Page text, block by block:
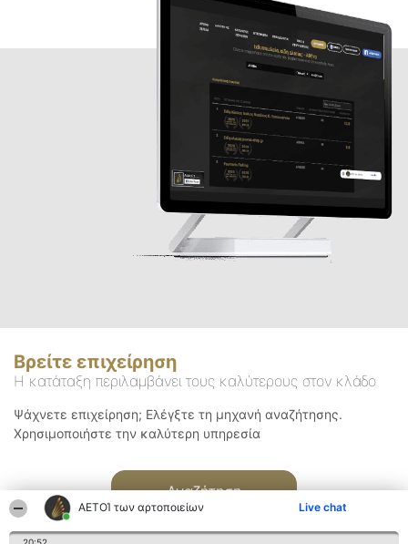
ΑΕΤΟΊ των αρτοποιείων Live chat
Βρείτε επιχείρηση
Η κατάταξη περιλαμβάνει τους καλύτερους στον κλάδο
Ψάχνετε επιχείρηση; Ελέγξτε τη μηχανή αναζήτησης.
Χρησιμοποιήστε την καλύτερη υπηρεσία
Αναζήτηση